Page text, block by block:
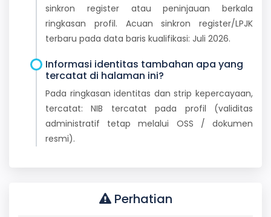
sinkron register atau peninjauan berkala
ringkasan profil. Acuan sinkron register/LPJK
terbaru pada data baris kualifikasi: Juli 2026.
Informasi identitas tambahan apa yang
tercatat di halaman ini?
Pada ringkasan identitas dan strip kepercayaan,
tercatat: NIB tercatat pada profil (validitas
administratif tetap melalui OSS / dokumen
resmi).
Perhatian